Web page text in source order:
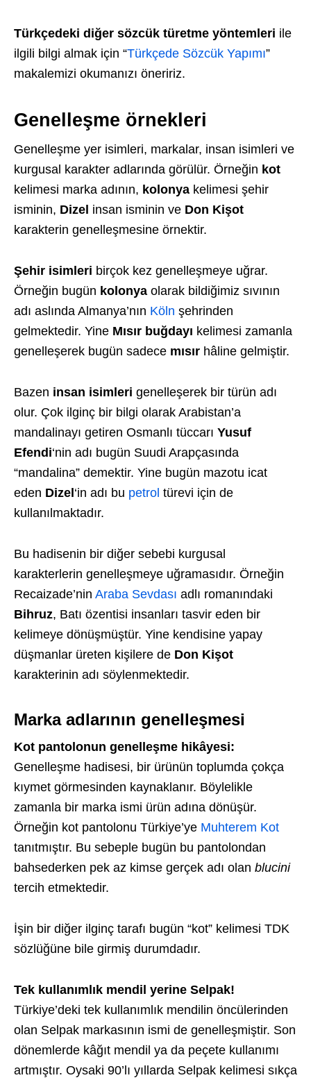
Türkçedeki diğer sözcük türetme yöntemleri ile
ilgili bilgi almak için “Türkçede Sözcük Yapımı”
makalemizi okumanızı öneririz.
Genelleşme örnekleri
Genelleşme yer isimleri, markalar, insan isimleri ve
kurgusal karakter adlarında görülür. Örneğin kot
kelimesi marka adının, kolonya kelimesi şehir
isminin, Dizel insan isminin ve Don Kişot
karakterin genelleşmesine örnektir.
Şehir isimleri birçok kez genelleşmeye uğrar.
Örneğin bugün kolonya olarak bildiğimiz sıvının
adı aslında Almanya’nın Köln şehrinden
gelmektedir. Yine Mısır buğdayı kelimesi zamanla
genelleşerek bugün sadece mısır hâline gelmiştir.
Bazen insan isimleri genelleşerek bir türün adı
olur. Çok ilginç bir bilgi olarak Arabistan’a
mandalinayı getiren Osmanlı tüccarı Yusuf
Efendi‘nin adı bugün Suudi Arapçasında
“mandalina” demektir. Yine bugün mazotu icat
eden Dizel‘in adı bu petrol türevi için de
kullanılmaktadır.
Bu hadisenin bir diğer sebebi kurgusal
karakterlerin genelleşmeye uğramasıdır. Örneğin
Recaizade’nin Araba Sevdası adlı romanındaki
Bihruz, Batı özentisi insanları tasvir eden bir
kelimeye dönüşmüştür. Yine kendisine yapay
düşmanlar üreten kişilere de Don Kişot
karakterinin adı söylenmektedir.
Marka adlarının genelleşmesi
Kot pantolonun genelleşme hikâyesi:
Genelleşme hadisesi, bir ürünün toplumda çokça
kıymet görmesinden kaynaklanır. Böylelikle
zamanla bir marka ismi ürün adına dönüşür.
Örneğin kot pantolonu Türkiye’ye Muhterem Kot
tanıtmıştır. Bu sebeple bugün bu pantolondan
bahsederken pek az kimse gerçek adı olan blucini
tercih etmektedir.
İşin bir diğer ilginç tarafı bugün “kot” kelimesi TDK
sözlüğüne bile girmiş durumdadır.
Tek kullanımlık mendil yerine Selpak!
Türkiye’deki tek kullanımlık mendilin öncülerinden
olan Selpak markasının ismi de genelleşmiştir. Son
dönemlerde kâğıt mendil ya da peçete kullanımı
artmıştır. Oysaki 90’lı yıllarda Selpak kelimesi sıkça